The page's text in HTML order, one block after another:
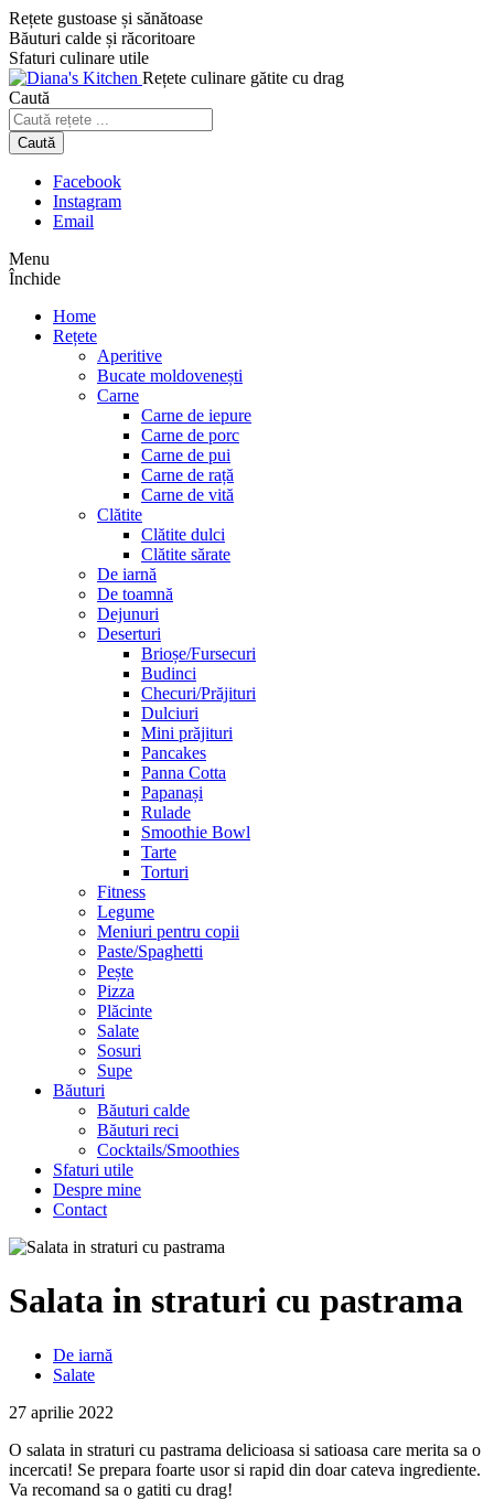
Sari
la
conținut
Rețete gustoase și sănătoase
Băuturi calde și răcoritoare
Sfaturi culinare utile
Rețete culinare gătite cu drag
Caută
Caută
Caută
Facebook
Instagram
Email
Menu
Închide
Home
Rețete
Aperitive
Bucate moldovenești
Carne
Carne de iepure
Carne de porc
Carne de pui
Carne de rață
Carne de vită
Clătite
Clătite dulci
Clătite sărate
De iarnă
De toamnă
Dejunuri
Deserturi
Brioșe/Fursecuri
Budinci
Checuri/Prăjituri
Dulciuri
Mini prăjituri
Pancakes
Panna Cotta
Papanași
Rulade
Smoothie Bowl
Tarte
Torturi
Fitness
Legume
Meniuri pentru copii
Paste/Spaghetti
Pește
Pizza
Plăcinte
Salate
Sosuri
Supe
Băuturi
Băuturi calde
Băuturi reci
Cocktails/Smoothies
Sfaturi utile
Despre mine
Contact
Salata in straturi cu pastrama
De iarnă
Salate
27 aprilie 2022
O salata in straturi cu pastrama delicioasa si satioasa care merita sa o
incercati! Se prepara foarte usor si rapid din doar cateva ingrediente.
Va recomand sa o gatiti cu drag!